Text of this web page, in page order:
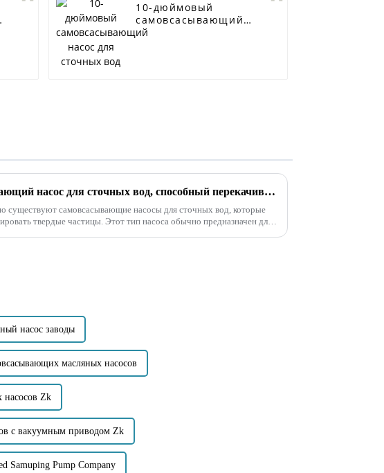
10-дюймовый
самовсасывающий
насос для сточных
Самовсасывающий насос для сточных вод, способный перекачивать твердые частицы
существуют самовсасывающие насосы для сточных вод, которые
твердые частицы. Этот тип насоса обычно предназначен для
насос заводы
масляных насосов
насосов Zk
с вакуумным приводом Zk
Samuping Pump Company